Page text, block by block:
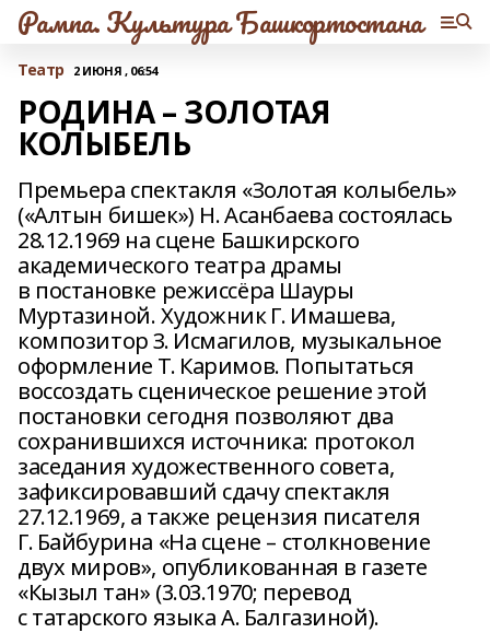
Рампа. Культура Башкортостана
Театр 2 ИЮНЯ , 06:54
РОДИНА – ЗОЛОТАЯ
КОЛЫБЕЛЬ
Премьера спектакля «Золотая колыбель»
(«Алтын бишек») Н. Асанбаева состоялась
28.12.1969 на сцене Башкирского
академического театра драмы
в постановке режиссёра Шауры
Муртазиной. Художник Г. Имашева,
композитор З. Исмагилов, музыкальное
оформление Т. Каримов. Попытаться
воссоздать сценическое решение этой
постановки сегодня позволяют два
сохранившихся источника: протокол
заседания художественного совета,
зафиксировавший сдачу спектакля
27.12.1969, а также рецензия писателя
Г. Байбурина «На сцене – столкновение
двух миров», опубликованная в газете
«Кызыл тан» (3.03.1970; перевод
с татарского языка А. Балгазиной).